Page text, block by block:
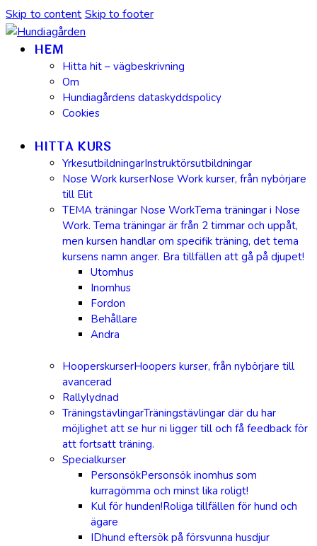
Skip to content Skip to footer
HEM
Hitta hit – vägbeskrivning
Om
Hundiagårdens dataskyddspolicy
Cookies
HITTA KURS
YrkesutbildningarInstruktörsutbildningar
Nose Work kurserNose Work kurser, från nybörjare
till Elit
TEMA träningar Nose WorkTema träningar i Nose
Work. Tema träningar är från 2 timmar och uppåt,
men kursen handlar om specifik träning, det tema
kursens namn anger. Bra tillfällen att gå på djupet!
Utomhus
Inomhus
Fordon
Behållare
Andra
HooperskurserHoopers kurser, från nybörjare till
avancerad
Rallylydnad
TräningstävlingarTräningstävlingar där du har
möjlighet att se hur ni ligger till och få feedback för
att fortsatt träning.
Specialkurser
PersonsökPersonsök inomhus som
kurragömma och minst lika roligt!
Kul för hunden!Roliga tillfällen för hund och
ägare
IDhund eftersök på försvunna husdjur